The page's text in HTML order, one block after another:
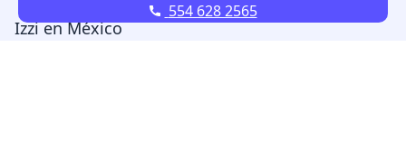
554 628 2565